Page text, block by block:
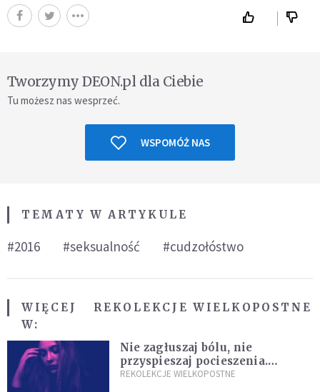
Tworzymy DEON.pl dla Ciebie
Tu możesz nas wesprzeć.
WSPOMÓŻ NAS
TEMATY W ARTYKULE
#2016 #seksualność #cudzołóstwo
WIĘCEJ
W:
REKOLEKCJE WIELKOPOSTNE
Nie zagłuszaj bólu, nie
przyspieszaj pocieszenia.
Przyjmij ciszę zamiast rzucać się
REKOLEKCJE WIELKOPOSTNE